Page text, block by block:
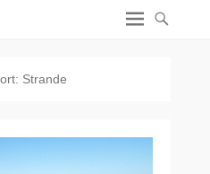
Strande